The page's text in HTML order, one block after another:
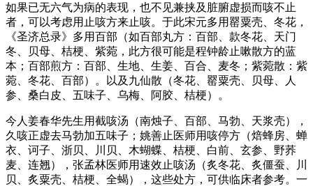
如果已无六气为病的表现，也不见兼挟及脏腑虚损而咳不止
者，可以考虑用止咳方来止咳。于此宋元多用罂粟壳、冬花，
《圣济总录》多用百部（如百部丸方：百部、款冬花、天门
冬、贝母、桔梗、紫菀，此方很可能是程钟龄止嗽散方的蓝
本；百部煎方：百部、生地、生姜、百合、麦冬；紫菀散：紫
菀、冬花、百部）。以及九仙散（冬花、罂粟壳、贝母、人
参、桑白皮、五味子、乌梅、阿胶、桔梗）。
今人姜春华先生用截咳汤（南烛子、百部、马勃、天浆壳），
久咳正虚去马勃加五味子；姚善止医师用咳停方（焙蜂房、蝉
衣、诃子、浙贝、川贝、木蝴蝶、桔梗、白前、玄参、野荞
麦、连翘），张孟林医师用速效止咳汤（炙冬花、炙僵蚕、川
贝、炙粟壳、桔梗、全蝎），这些处方，可供临床者参考。一